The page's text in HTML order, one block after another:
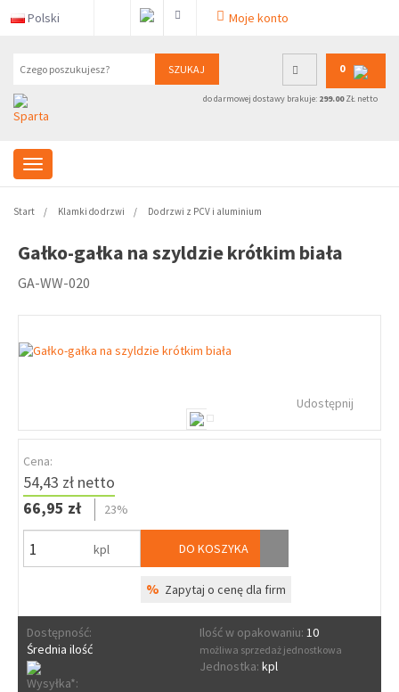
Polski Moje konto
SZUKAJ 0
do darmowej dostawy brakuje: 299.00ZŁ netto
Start Klamki do drzwi Do drzwi z PCV i aluminium
Gałko-gałka na szyldzie krótkim biała
GA-WW-020
Udostępnij
Cena:
54,43 zł netto
66,95 zł
23%
kpl DO KOSZYKA
% Zapytaj o cenę dla firm
Dostępność:
Średnia ilość
Ilość w opakowaniu: 10
możliwa sprzedaż jednostkowa
Jednostka: kpl
Wysyłka*: